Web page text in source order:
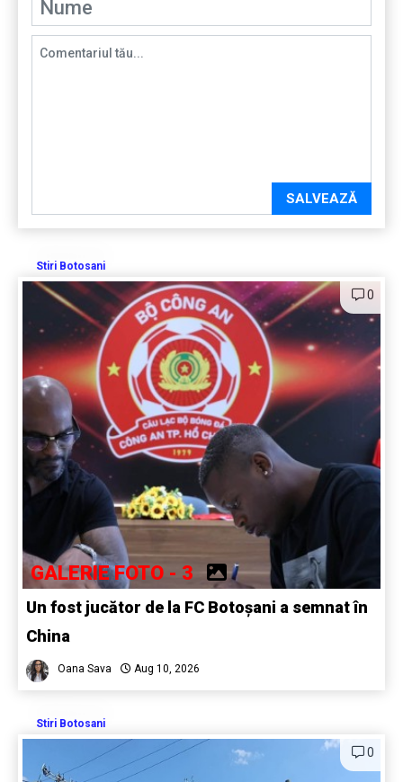
SALVEAZĂ
Stiri Botosani
0
GALERIE FOTO - 3
Un fost jucător de la FC Botoșani a semnat în
China
Oana Sava Aug 10, 2026
Stiri Botosani
0